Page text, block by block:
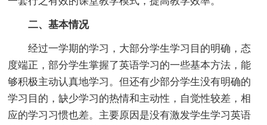
二、基本情况
经过一学期的学习，大部分学生学习目的明确，态
度端正，部分学生掌握了英语学习的一些基本方法，能
够积极主动认真地学习。但还有少部分学生没有明确的
学习目的，缺少学习的热情和主动性，自觉性较差，相
应的学习习惯也差。主要原因是没有激发学生学习英语